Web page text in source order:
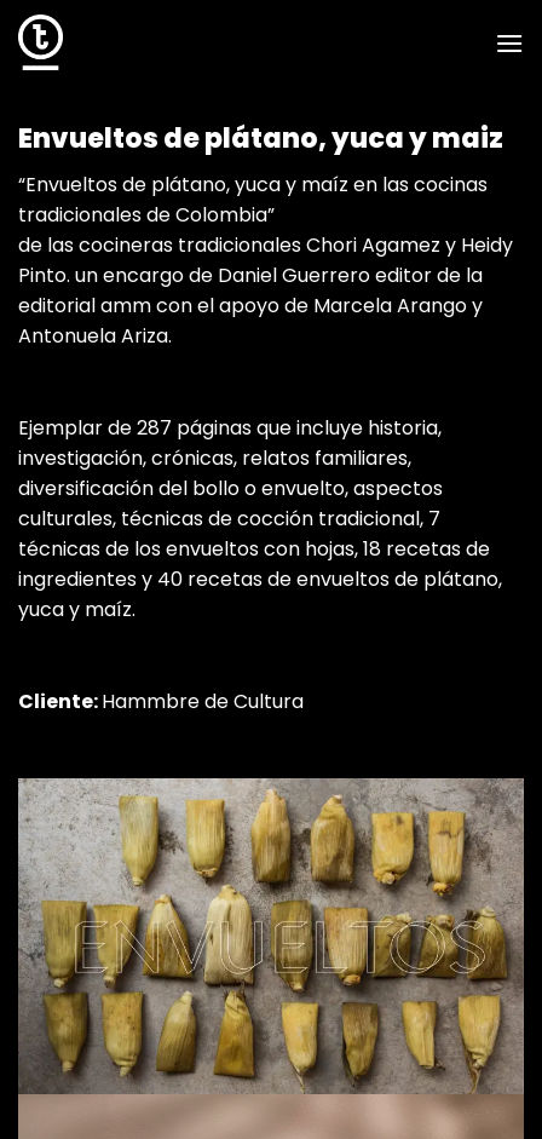
Skip
to
content
Envueltos de plátano, yuca y maiz
“Envueltos de plátano, yuca y maíz en las cocinas
tradicionales de Colombia”
de las cocineras tradicionales Chori Agamez y Heidy
Pinto. un encargo de Daniel Guerrero editor de la
editorial amm con el apoyo de Marcela Arango y
Antonuela Ariza.
Ejemplar de 287 páginas que incluye historia,
investigación, crónicas, relatos familiares,
diversificación del bollo o envuelto, aspectos
culturales, técnicas de cocción tradicional, 7
técnicas de los envueltos con hojas, 18 recetas de
ingredientes y 40 recetas de envueltos de plátano,
yuca y maíz.
Cliente:Hammbre de Cultura